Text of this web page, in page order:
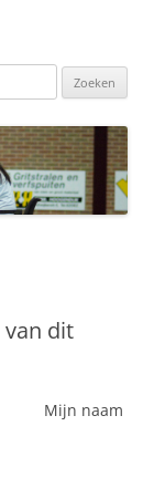
van dit
Mijn naam